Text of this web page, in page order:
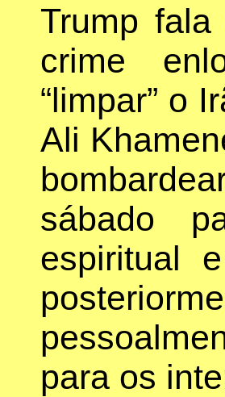
Trump
crime
“limpar” o
Ali
sábado
espiritual
para os